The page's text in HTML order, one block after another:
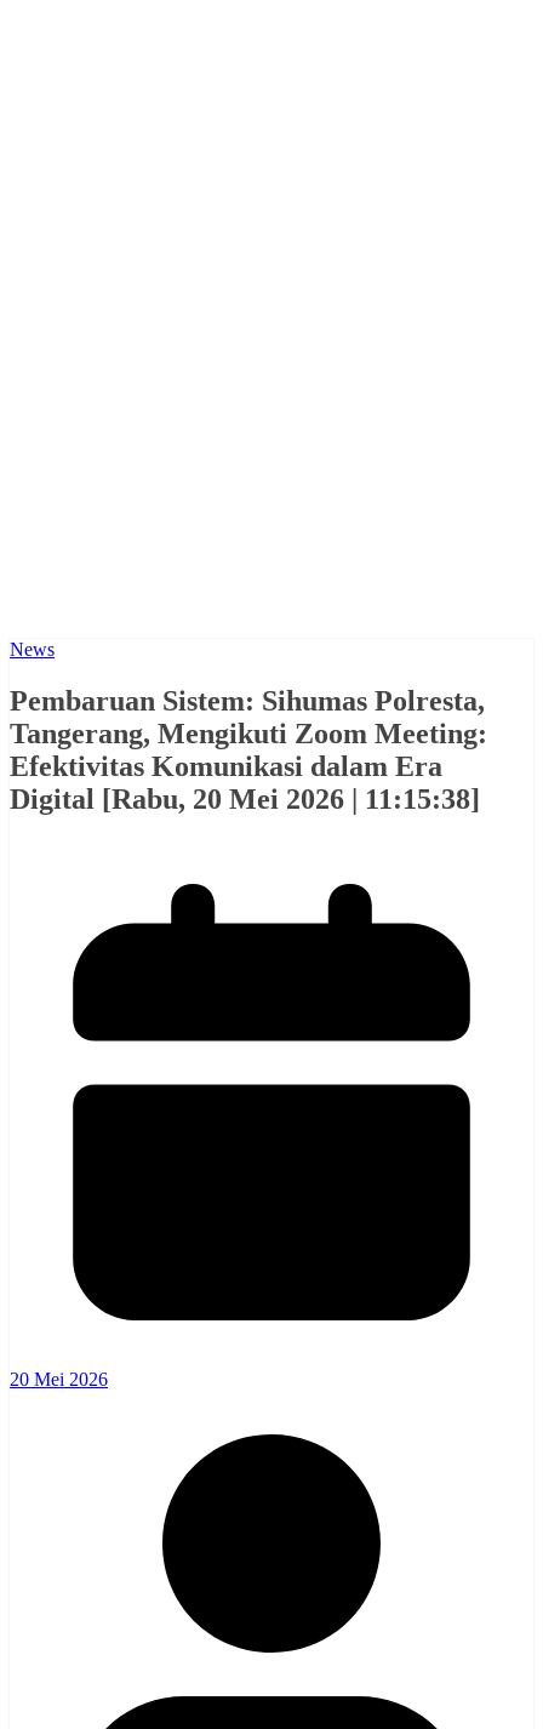
News
Pembaruan Sistem: Sihumas Polresta,
Tangerang, Mengikuti Zoom Meeting:
Efektivitas Komunikasi dalam Era
Digital [Rabu, 20 Mei 2026 | 11:15:38]
20 Mei 2026